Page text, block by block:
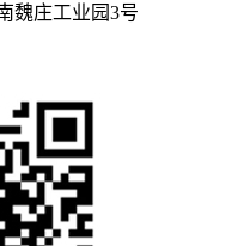
魏庄工业园3号